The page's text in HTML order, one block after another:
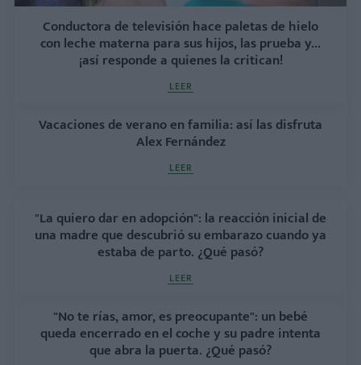
Conductora de televisión hace paletas de hielo
con leche materna para sus hijos, las prueba y...
¡así responde a quienes la critican!
LEER
Vacaciones de verano en familia: así las disfruta
Alex Fernández
LEER
"La quiero dar en adopción": la reacción inicial de
una madre que descubrió su embarazo cuando ya
estaba de parto. ¿Qué pasó?
LEER
"No te rías, amor, es preocupante": un bebé
queda encerrado en el coche y su padre intenta
que abra la puerta. ¿Qué pasó?